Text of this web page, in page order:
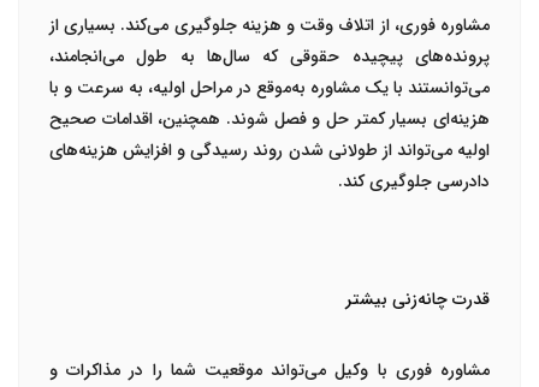
مشاوره فوری، از اتلاف وقت و هزینه جلوگیری می‌کند. بسیاری از
پرونده‌های پیچیده حقوقی که سال‌ها به طول می‌انجامند،
می‌توانستند با یک مشاوره به‌موقع در مراحل اولیه، به سرعت و با
هزینه‌ای بسیار کمتر حل و فصل شوند. همچنین، اقدامات صحیح
اولیه می‌تواند از طولانی شدن روند رسیدگی و افزایش هزینه‌های
دادرسی جلوگیری کند.
قدرت چانه‌زنی بیشتر
مشاوره فوری با وکیل می‌تواند موقعیت شما را در مذاکرات و